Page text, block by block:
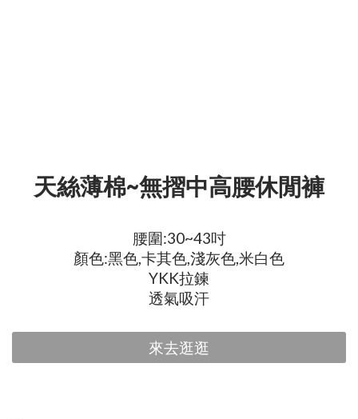
天絲薄棉~無摺中高腰休閒褲
腰圍:30~43吋
顏色:黑色,卡其色,淺灰色,米白色
YKK拉鍊
透氣吸汗
來去逛逛